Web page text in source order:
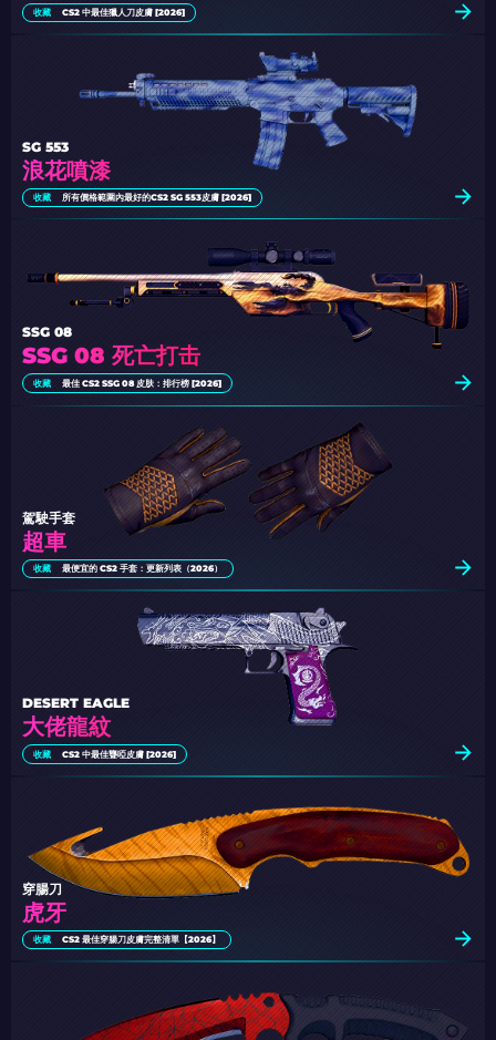
收藏 CS2 中最佳獵人刀皮膚 [2026]
浪花噴漆
SG 553
收藏 所有價格範圍內最好的CS2 SG 553皮膚 [2026]
SSG 08 死亡打击
SSG 08
收藏 最佳 CS2 SSG 08 皮肤：排行榜 [2026]
超車
駕駛手套
收藏 最便宜的 CS2 手套：更新列表（2026）
大佬龍紋
DESERT EAGLE
收藏 CS2 中最佳聾啞皮膚 [2026]
虎牙
穿腸刀
收藏 CS2 最佳穿腸刀皮膚完整清單【2026】